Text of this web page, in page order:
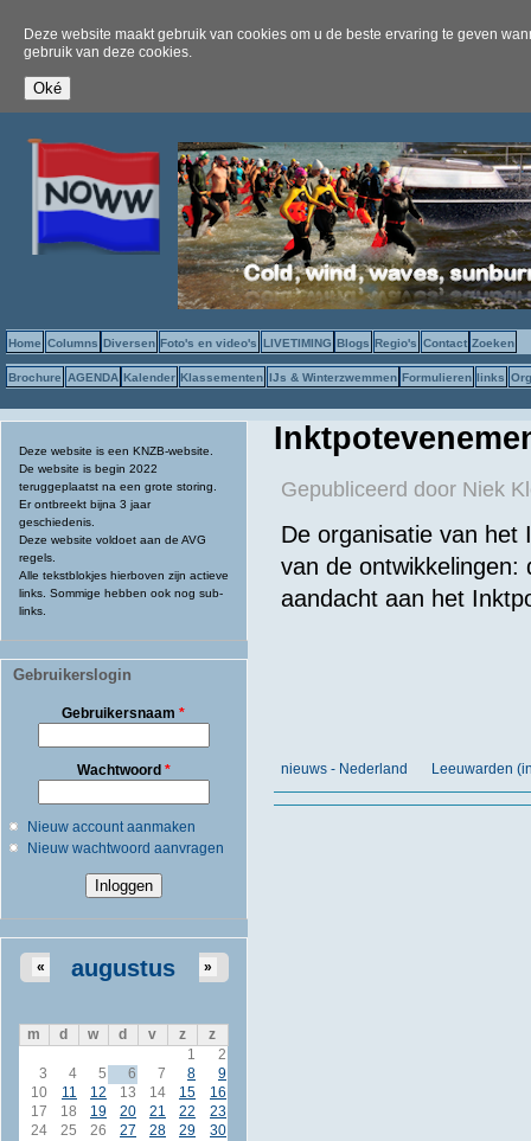
Deze website maakt gebruik van cookies om u de beste ervaring te geven
gebruik van deze cookies.
Home Columns Diversen Foto's en video's LIVETIMING Blogs Regio's Contact Zoeken
Brochure AGENDA Kalender Klassementen IJs & Winterzwemmen Formulieren links
Deze website is een KNZB-website.
De website is begin 2022
teruggeplaatst na een grote storing.
Er ontbreekt bijna 3 jaar
geschiedenis.
Deze website voldoet aan de AVG
regels.
Alle tekstblokjes hierboven zijn actieve
links. Sommige hebben ook nog sub-
links.
Gebruikerslogin
Gebruikersnaam*
Wachtwoord *
Nieuw account aanmaken
Nieuw wachtwoord aanvragen
augustus
« »
m d w d v z
z
1
2
3
4 5 6 7 8
9
10
11 12 13 14 15
16
17
18 19 20 21 22
23
24
25 26 27 28 29
30
Gepubliceerd door Niek
De organisatie van het
van de ontwikkelingen:
aandacht aan het
nieuws - Nederland Leeuwarden